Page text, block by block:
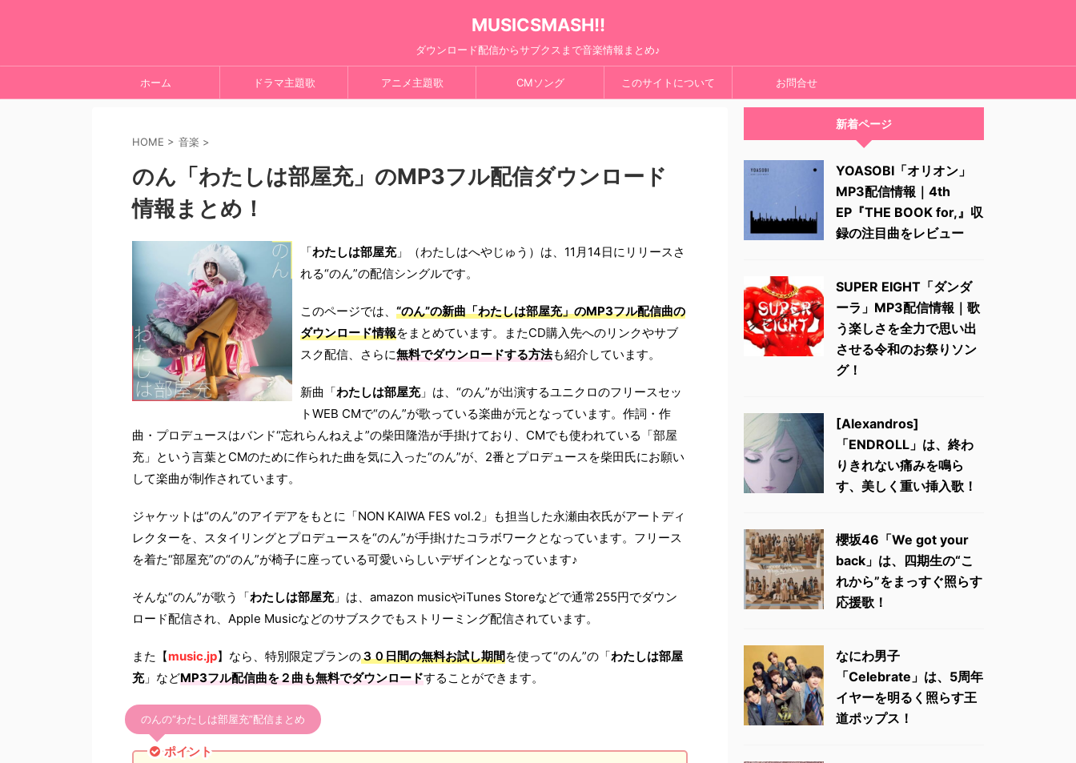
MUSICSMASH!!
ダウンロード配信からサブクスまで音楽情報まとめ♪
ホーム ドラマ主題歌 アニメ主題歌 CMソング このサイトについて お問合せ
HOME > 音楽 >
のん「わたしは部屋充」のMP3フル配信ダウンロード
情報まとめ！
「わたしは部屋充」（わたしはへやじゅう）は、11月14日にリリースさ
れる“のん”の配信シングルです。
このページでは、 “のん”の新曲「わたしは部屋充」のMP3フル配信曲の
ダウンロード情報をまとめています。またCD購入先へのリンクやサブ
スク配信、さらに無料でダウンロードする方法も紹介しています。
新曲「わたしは部屋充」は、“のん”が出演するユニクロのフリースセッ
トWEB CMで“のん”が歌っている楽曲が元となっています。作詞・作
曲・プロデュースはバンド“忘れらんねえよ”の柴田隆浩が手掛けており、CMでも使われている「部屋
充」という言葉とCMのために作られた曲を気に入った“のん”が、2番とプロデュースを柴田氏にお願い
して楽曲が制作されています。
ジャケットは“のん”のアイデアをもとに「NON KAIWA FES vol.2」も担当した永瀬由衣氏がアートディ
レクターを、スタイリングとプロデュースを“のん”が手掛けたコラボワークとなっています。フリース
を着た“部屋充”の“のん”が椅子に座っている可愛いらしいデザインとなっています♪
そんな“のん”が歌う「わたしは部屋充」は、amazon musicやiTunes Storeなどで通常255円でダウン
ロード配信され、Apple Musicなどのサブスクでもストリーミング配信されています。
また【music.jp】なら、特別限定プランの３０日間の無料お試し期間を使って“のん”の「わたしは部屋
充」などMP3フル配信曲を２曲も無料でダウンロードすることができます。
のんの“わたしは部屋充”配信まとめ
ポイント
新着ページ
YOASOBI「オリオン」
MP3配信情報｜4th
EP『THE BOOK for,』収
録の注目曲をレビュー
SUPER EIGHT「ダンダ
ーラ」MP3配信情報｜歌
う楽しさを全力で思い出
させる令和のお祭りソン
グ！
[Alexandros]
「ENDROLL」は、終わ
りきれない痛みを鳴ら
す、美しく重い挿入歌！
櫻坂46「We got your
back」は、四期生の“こ
れから”をまっすぐ照らす
応援歌！
なにわ男子
「Celebrate」は、5周年
イヤーを明るく照らす王
道ポップス！